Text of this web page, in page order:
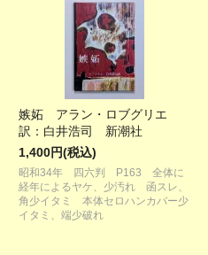
嫉妬 アラン・ロブグリエ
訳：白井浩司 新潮社
1,400円(税込)
昭和34年 四六判 P163 全体に
経年によるヤケ、少汚れ 函スレ、
角少イタミ 本体セロハンカバー少
イタミ、端少破れ